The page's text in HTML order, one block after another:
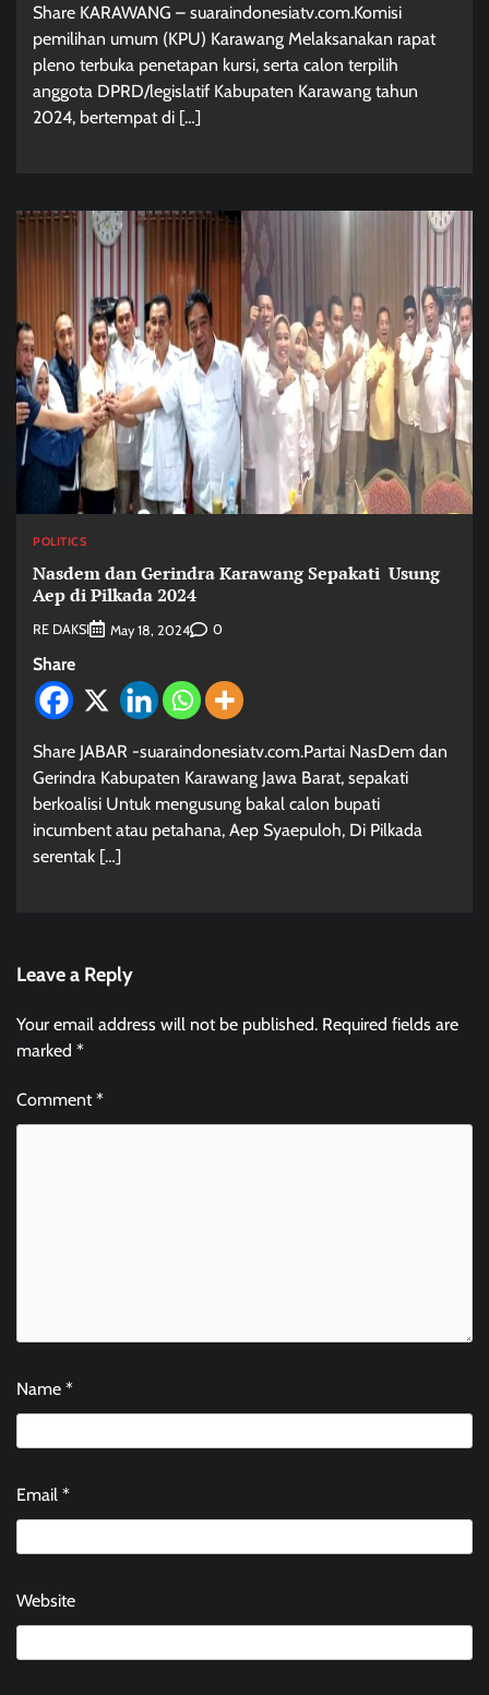
Share KARAWANG – suaraindonesiatv.com.Komisi
pemilihan umum (KPU) Karawang Melaksanakan rapat
pleno terbuka penetapan kursi, serta calon terpilih
anggota DPRD/legislatif Kabupaten Karawang tahun
2024, bertempat di […]
POLITICS
Nasdem dan Gerindra Karawang Sepakati Usung
Aep di Pilkada 2024
RE DAKSI May 18, 2024 0
Share
Share JABAR -suaraindonesiatv.com.Partai NasDem dan
Gerindra Kabupaten Karawang Jawa Barat, sepakati
berkoalisi Untuk mengusung bakal calon bupati
incumbent atau petahana, Aep Syaepuloh, Di Pilkada
serentak […]
Leave a Reply
Your email address will not be published. Required fields are
marked *
Comment*
Name *
Email *
Website